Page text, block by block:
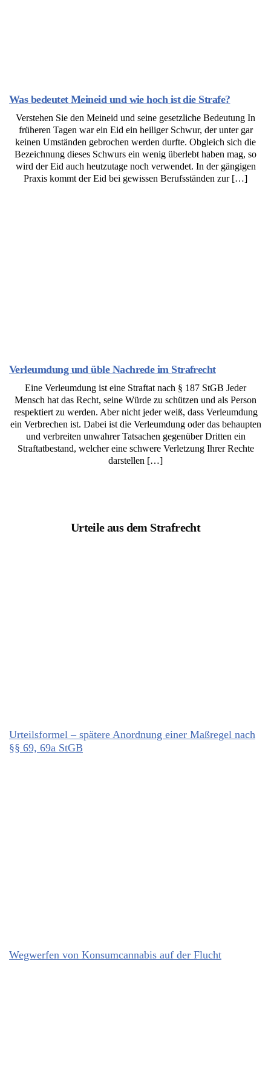
Was bedeutet Meineid und wie hoch ist die Strafe?
Verstehen Sie den Meineid und seine gesetzliche Bedeutung In
früheren Tagen war ein Eid ein heiliger Schwur, der unter gar
keinen Umständen gebrochen werden durfte. Obgleich sich die
Bezeichnung dieses Schwurs ein wenig überlebt haben mag, so
wird der Eid auch heutzutage noch verwendet. In der gängigen
Praxis kommt der Eid bei gewissen Berufsständen zur […]
Verleumdung und üble Nachrede im Strafrecht
Eine Verleumdung ist eine Straftat nach § 187 StGB Jeder
Mensch hat das Recht, seine Würde zu schützen und als Person
respektiert zu werden. Aber nicht jeder weiß, dass Verleumdung
ein Verbrechen ist. Dabei ist die Verleumdung oder das behaupten
und verbreiten unwahrer Tatsachen gegenüber Dritten ein
Straftatbestand, welcher eine schwere Verletzung Ihrer Rechte
darstellen […]
Urteile aus dem Strafrecht
Urteilsformel – spätere Anordnung einer Maßregel nach
§§ 69, 69a StGB
Wegwerfen von Konsumcannabis auf der Flucht